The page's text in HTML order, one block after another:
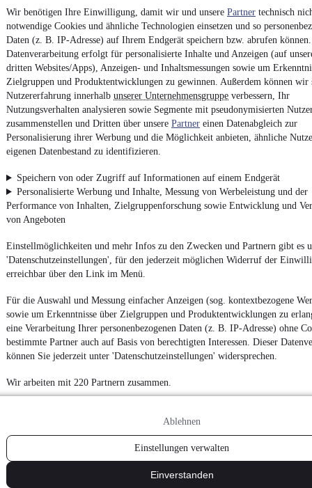
Wir benötigen Ihre Einwilligung, damit wir und unsere Partner technisch
notwendige Cookies und ähnliche Technologien einsetzen und so
Daten (z. B. IP-Adresse) auf Ihrem Endgerät speichern bzw. abrufen
Datenverarbeitung erfolgt für personalisierte Inhalte und Anzeigen (auf
dritten Websites/Apps), Anzeigen- und Inhaltsmessungen sowie um
Zielgruppen und Produktentwicklungen zu gewinnen. Außerdem können wir
Nutzererfahrung innerhalb unserer Unternehmensgruppe verbessern, Ihr
Nutzungsverhalten analysieren sowie Segmente mit pseudonymisierten
zusammenstellen und Dritten über unsere Partner einen Datenabgleich zur
Personalisierung ihrer Werbung und die Möglichkeit anbieten, ähnliche
eigenen Datenbestand zu identifizieren.
Speichern von oder Zugriff auf Informationen auf einem Endgerät
Personalisierte Werbung und Inhalte, Messung von Werbeleistung und der
Performance von Inhalten, Zielgruppenforschung sowie Entwicklung und
von Angeboten
Einstellmöglichkeiten und mehr Infos zu den Zwecken und Partnern gibt es
'Datenschutzeinstellungen', für den jederzeit möglichen Widerruf der
erreichbar über den Link im Menü.
Für die Auswahl und Messung einfacher Anzeigen (sog. kontextbezogene
sowie um Erkenntnisse über Zielgruppen und Produktentwicklungen zu
eine Verarbeitung Ihrer personenbezogenen Daten (z. B. IP-Adresse) ohne
bestimmte Partner auch auf Basis von berechtigten Interessen. Dieser
können Sie jederzeit unter 'Datenschutzeinstellungen' widersprechen.
Wir arbeiten mit 220 Partnern zusammen.
Ablehnen
Einstellungen verwalten
Einverstanden